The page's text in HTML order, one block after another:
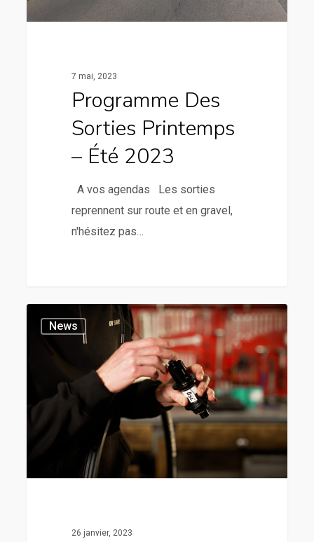
7 mai, 2023
Programme Des
Sorties Printemps
– Été 2023
A vos agendas Les sorties
reprennent sur route et en gravel,
n'hésitez pas…
News
26 janvier, 2023